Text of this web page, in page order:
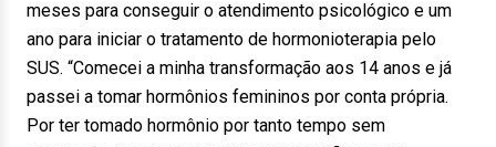
meses para conseguir o atendimento psicológico e um
ano para iniciar o tratamento de hormonioterapia pelo
SUS. “Comecei a minha transformação aos 14 anos e já
passei a tomar hormônios femininos por conta própria.
Por ter tomado hormônio por tanto tempo sem